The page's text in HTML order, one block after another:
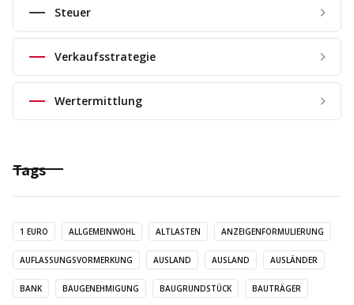
Steuer
Verkaufsstrategie
Wertermittlung
Tags
1 EURO ALLGEMEINWOHL ALTLASTEN ANZEIGENFORMULIERUNG
AUFLASSUNGSVORMERKUNG AUSLAND AUSLAND AUSLÄNDER
BANK BAUGENEHMIGUNG BAUGRUNDSTÜCK BAUTRÄGER